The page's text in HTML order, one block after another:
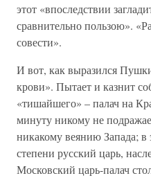
этот «впоследствии
сравнительно пользою».
совести».
И вот, как выразился
крови». Пытает и казнит
«тишайшего» – палач на
минуту никому не
никакому веянию Запада;
степени русский царь,
Московский царь-палач